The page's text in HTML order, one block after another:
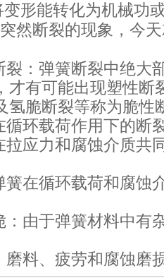
形能转化为机械功
然断裂的现象，今
裂：弹簧断裂中绝大
才有可能出现塑性断
及氢脆断裂等
在循环载荷作用
拉应力和腐蚀介质共
在循环载荷和腐蚀
：由于弹簧材料中有
磨料、疲劳和腐蚀磨